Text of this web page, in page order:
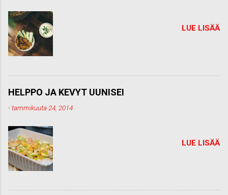
LUE LISÄÄ
HELPPO JA KEVYT UUNISEI
-tammikuuta 24, 2014
LUE LISÄÄ